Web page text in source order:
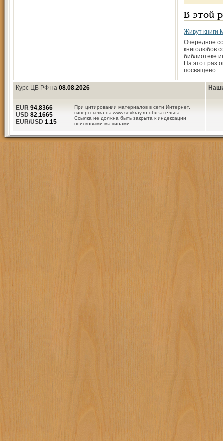
В этой
Живут книги
Очередное
книголюбов
библиотеке
На этот раз
посвящено
Курс ЦБ РФ на 08.08.2026
При цитировании материалов в сети Интернет,
гиперссылка на www.sevkray.ru обязательна.
Ссылка не должна быть закрыта к индексации
поисковыми машинами.
EUR 94,8366
USD 82,1665
EUR/USD 1.15